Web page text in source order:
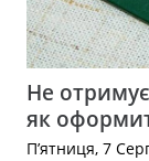
Не
як
П’ятниця, 7